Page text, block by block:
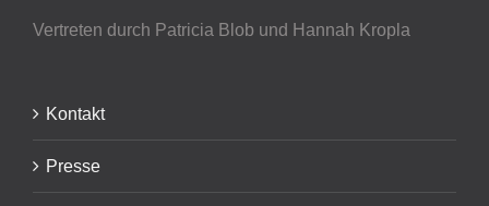
Vertreten durch Patricia Blob und Hannah Kropla
Kontakt
Presse